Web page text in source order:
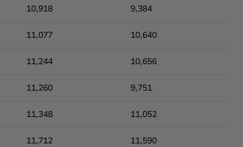
10,918 9,384
11,077 10,640
11,244 10,656
11,260 9,751
11,348 11,052
11,712 11,590